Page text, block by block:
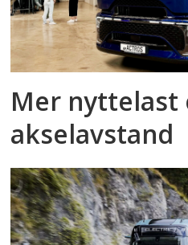
Mer nyttelast
akselavstand